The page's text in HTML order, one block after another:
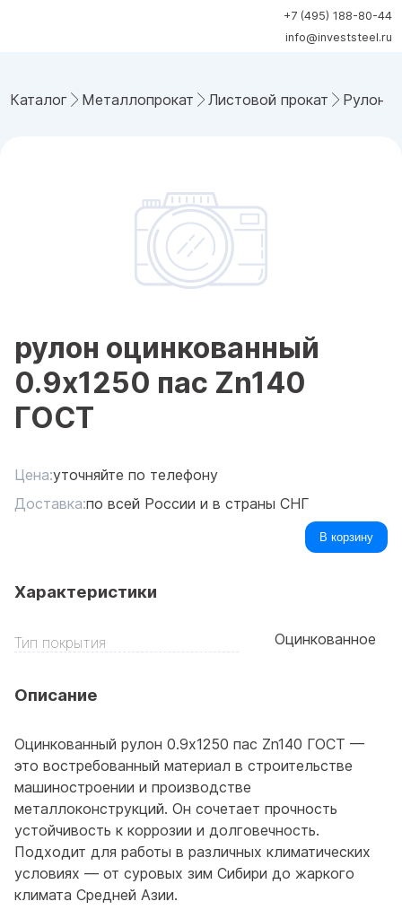
+7 (495) 188-80-44
info@investsteel.ru
Каталог Металлопрокат Листовой прокат
рулон оцинкованный
0.9x1250 пас Zn140
ГОСТ
Цена:уточняйте по телефону
Доставка:по всей России и в страны СНГ
В корзину
Характеристики
Тип покрытия Оцинкованное
Описание
Оцинкованный рулон 0.9x1250 пас Zn140 ГОСТ —
это востребованный материал в строительстве
машиностроении и производстве
металлоконструкций. Он сочетает прочность
устойчивость к коррозии и долговечность.
Подходит для работы в различных климатических
условиях — от суровых зим Сибири до жаркого
климата Средней Азии.